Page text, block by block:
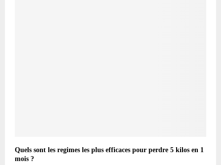
Quels sont les regimes les plus efficaces pour perdre 5 kilos en 1
mois ?